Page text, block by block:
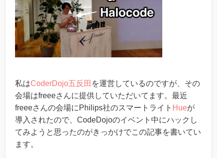
私はCoderDojo五反田 を運営しているのですが、その
会場はfreeeさんに提供していただいてます。最近
freeeさんの会場にPhilips社のスマートライト Hueが
導入されたので、CodeDojoのイベント中にハックし
てみようと思ったのがきっかけでこの記事を書いてい
ます。